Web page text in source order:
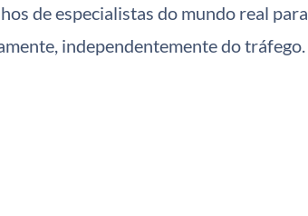
de especialistas do mundo real para
independentemente do tráfego.